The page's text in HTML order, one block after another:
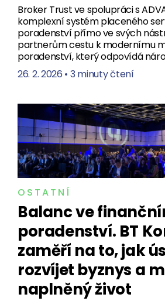
Broker Trust ve spolupráci s
komplexní systém placeného
poradenství přímo ve svých
partnerům cestu k modernímu
poradenství, který odpovídá
26. 2. 2026 • 3 minuty čtení
OSTATNÍ
Balanc ve
poradenství. BT
zaměří na to, jak
rozvíjet byznys a
naplněný život